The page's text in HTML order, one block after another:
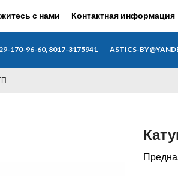
с нами Контактная информация
170-96-60, 8017-3175941 ASTICS-